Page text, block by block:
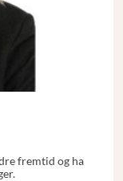
fremtid og ha